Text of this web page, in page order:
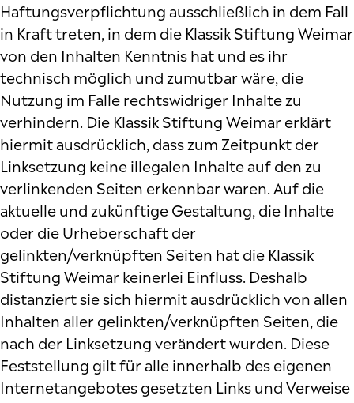
Haftungsverpflichtung ausschließlich in dem Fall
in Kraft treten, in dem die Klassik Stiftung Weimar
von den Inhalten Kenntnis hat und es ihr
technisch möglich und zumutbar wäre, die
Nutzung im Falle rechtswidriger Inhalte zu
verhindern. Die Klassik Stiftung Weimar erklärt
hiermit ausdrücklich, dass zum Zeitpunkt der
Linksetzung keine illegalen Inhalte auf den zu
verlinkenden Seiten erkennbar waren. Auf die
aktuelle und zukünftige Gestaltung, die Inhalte
oder die Urheberschaft der
gelinkten/verknüpften Seiten hat die Klassik
Stiftung Weimar keinerlei Einfluss. Deshalb
distanziert sie sich hiermit ausdrücklich von allen
Inhalten aller gelinkten/verknüpften Seiten, die
nach der Linksetzung verändert wurden. Diese
Feststellung gilt für alle innerhalb des eigenen
Internetangebotes gesetzten Links und Verweise